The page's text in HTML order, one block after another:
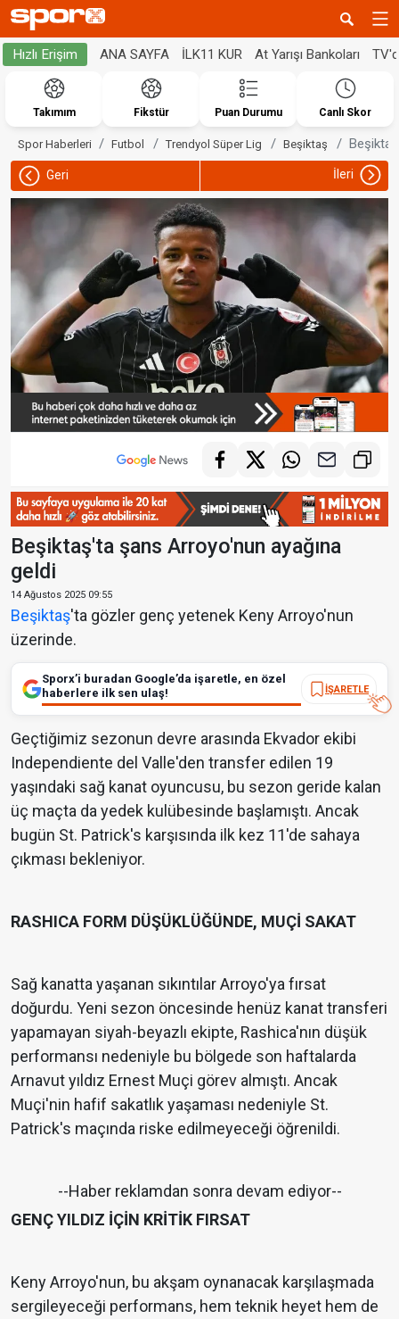
Hızlı Erişim ANA SAYFA İLK11 KUR At Yarışı Bankoları
Takımım Fikstür Puan Durumu Canlı Skor
Spor Haberleri Futbol Trendyol Süper Lig Beşiktaş
Geri İleri
Beşiktaş'ta şans Arroyo'nun ayağına
geldi
14 Ağustos 2025 09:55
Beşiktaş'ta gözler genç yetenek Keny Arroyo'nun
üzerinde.
Sporx’i buradan Google’da işaretle, en özel
haberlere ilk sen ulaş!
İŞARETLE
Geçtiğimiz sezonun devre arasında Ekvador ekibi
Independiente del Valle'den transfer edilen 19
yaşındaki sağ kanat oyuncusu, bu sezon geride kalan
üç maçta da yedek kulübesinde başlamıştı. Ancak
bugün St. Patrick's karşısında ilk kez 11'de sahaya
çıkması bekleniyor.
RASHICA FORM DÜŞÜKLÜĞÜNDE, MUÇİ SAKAT
Sağ kanatta yaşanan sıkıntılar Arroyo'ya fırsat
doğurdu. Yeni sezon öncesinde henüz kanat transferi
yapamayan siyah-beyazlı ekipte, Rashica'nın düşük
performansı nedeniyle bu bölgede son haftalarda
Arnavut yıldız Ernest Muçi görev almıştı. Ancak
Muçi'nin hafif sakatlık yaşaması nedeniyle St.
Patrick's maçında riske edilmeyeceği öğrenildi.
--Haber reklamdan sonra devam ediyor--
GENÇ YILDIZ İÇİN KRİTİK FIRSAT
Keny Arroyo'nun, bu akşam oynanacak karşılaşmada
sergileyeceği performans, hem teknik heyet hem de